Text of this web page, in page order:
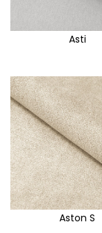
Asti
Aston S